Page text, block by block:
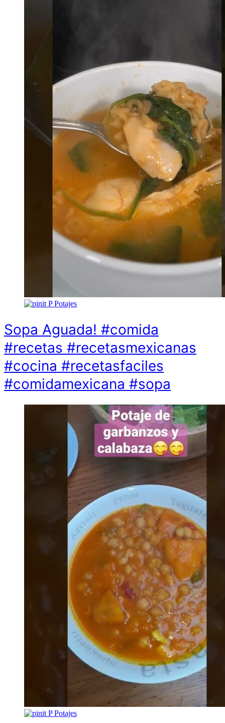
P Potajes
Sopa Aguada! #comida
#recetas #recetasmexicanas
#cocina #recetasfaciles
#comidamexicana #sopa
P Potajes